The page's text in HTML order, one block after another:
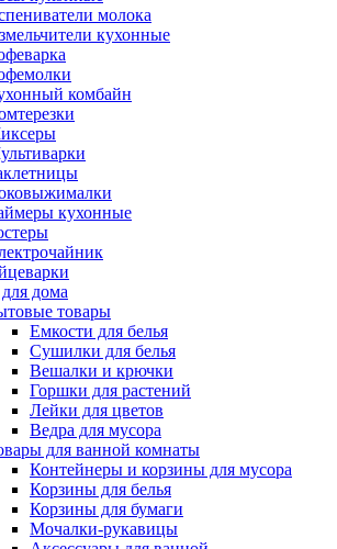
молока
кухонные
комбайн
кухонные
дома
товары
Емкости для белья
Сушилки для белья
Вешалки и крючки
Горшки для растений
Лейки для цветов
Ведра для мусора
для ванной комнаты
Контейнеры и корзины для мусора
Корзины для белья
Корзины для бумаги
Мочалки-рукавицы